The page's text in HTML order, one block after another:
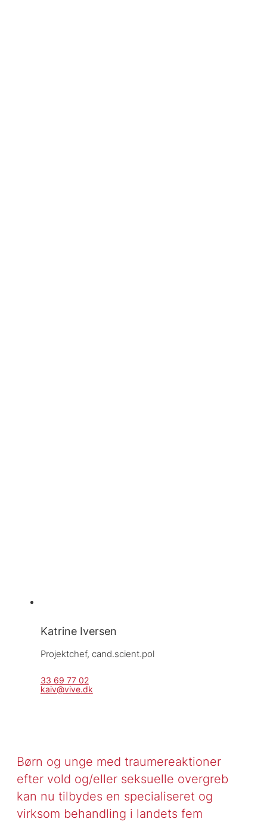
Katrine Iversen
Projektchef, cand.scient.pol
33 69 77 02
kaiv@vive.dk
Børn og unge med traumereaktioner
efter vold og/eller seksuelle overgreb
kan nu tilbydes en specialiseret og
virksom behandling i landets fem